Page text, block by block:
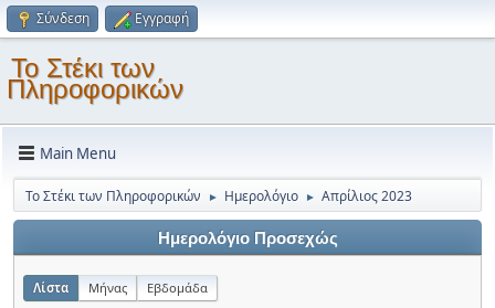
Σύνδεση Εγγραφή
Το Στέκι των
Πληροφορικών
Main Menu
Το Στέκι των Πληροφορικών ► Ημερολόγιο ► Απρίλιος 2023
Ημερολόγιο Προσεχώς
Λίστα Μήνας Εβδομάδα